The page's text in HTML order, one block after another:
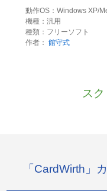
動作OS：Windows XP/
機種：汎用
種類：フリーソフト
作者： 館守式
ス
「CardWirth」